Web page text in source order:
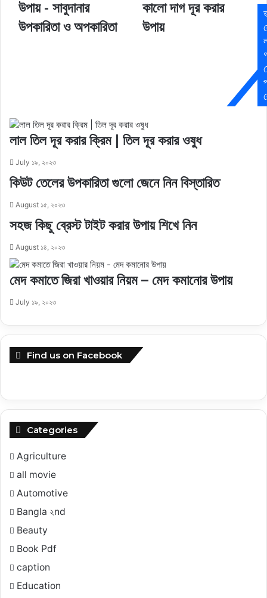
উপায় - সাবুদানার
উপকারিতা ও অপকারিতা
কালো দাগ দূর করার
উপায়
লাল তিল দূর করার ক্রিম | তিল দূর করার ওষুধ
July ১৯, ২০২৩
কিউট তেলের উপকারিতা গুলো জেনে নিন বিস্তারিত
August ১৫, ২০২৩
সহজ কিছু ব্রেস্ট টাইট করার উপায় শিখে নিন
August ১৪, ২০২৩
মেদ কমাতে জিরা খাওয়ার নিয়ম – মেদ কমানোর উপায়
July ১৯, ২০২৩
Find us on Facebook
Categories
Agriculture
all movie
Automotive
Bangla ২nd
Beauty
Book Pdf
caption
Education